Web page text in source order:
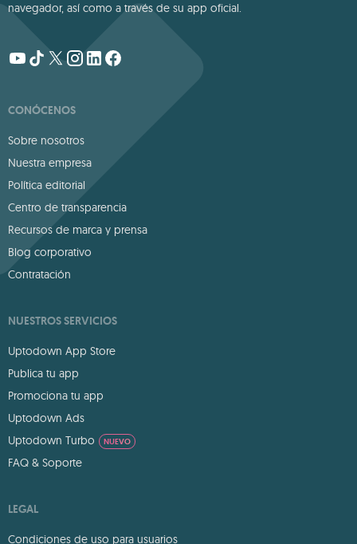
navegador, así como a través de su app oficial.
CONÓCENOS
Sobre nosotros
Nuestra empresa
Política editorial
Centro de transparencia
Recursos de marca y prensa
Blog corporativo
Contratación
NUESTROS SERVICIOS
Uptodown App Store
Publica tu app
Promociona tu app
Uptodown Ads
Uptodown Turbo
NUEVO
FAQ & Soporte
LEGAL
Condiciones de uso para usuarios